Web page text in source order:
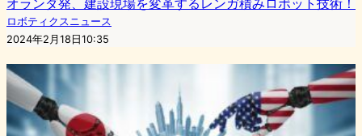
ロボティクスニュース
2024年2月18日10:35